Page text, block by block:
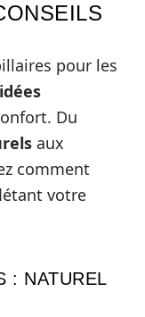
pour les
idées
Du
aux
comment
votre
: NATUREL